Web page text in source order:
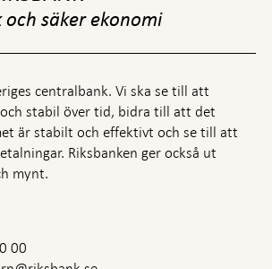
nuet
–
fall
och
av
tidigare
oprövade
säker ekonomi
centralbank. Vi ska se till att
stabil över tid, bidra till att det
är stabilt och effektivt och se till att
Riksbanken ger också ut
mynt.
00